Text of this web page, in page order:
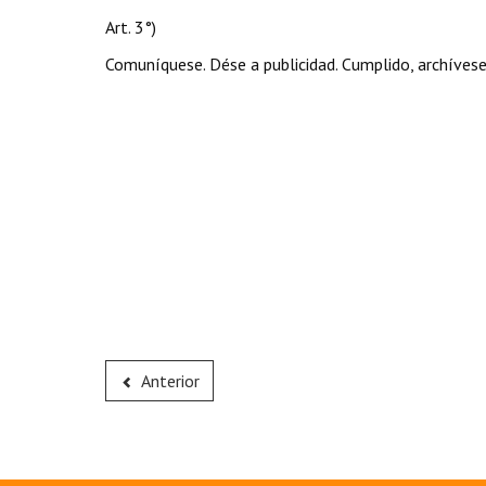
Art. 3°)
Comuníquese. Dése a publicidad. Cumplido,
Anterior